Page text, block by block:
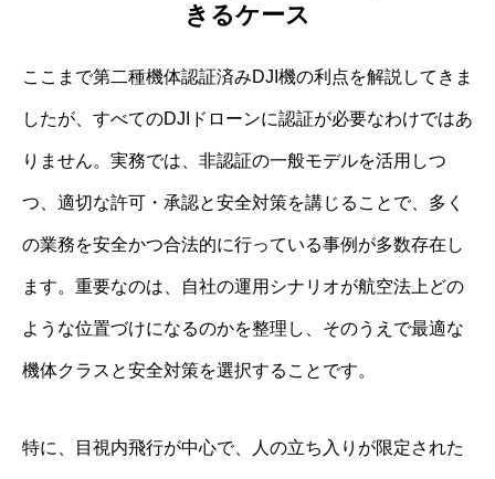
きるケース
ここまで第二種機体認証済みDJI機の利点を解説してきま
したが、すべてのDJIドローンに認証が必要なわけではあ
りません。実務では、非認証の一般モデルを活用しつ
つ、適切な許可・承認と安全対策を講じることで、多く
の業務を安全かつ合法的に行っている事例が多数存在し
ます。重要なのは、自社の運用シナリオが航空法上どの
ような位置づけになるのかを整理し、そのうえで最適な
機体クラスと安全対策を選択することです。
特に、目視内飛行が中心で、人の立ち入りが限定された